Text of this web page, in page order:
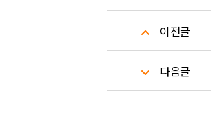
이전글
다음글